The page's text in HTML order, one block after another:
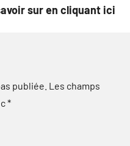
sur en cliquant ici
publiée. Les champs
*